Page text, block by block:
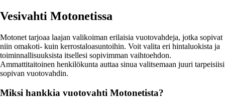
Vesivahti Motonetissa
Motonet tarjoaa laajan valikoiman erilaisia vuotovahdeja, jotka sopivat
niin omakoti- kuin kerrostaloasuntoihin. Voit valita eri hintaluokista ja
toiminnallisuuksista itsellesi sopivimman vaihtoehdon.
Ammattitaitoinen henkilökunta auttaa sinua valitsemaan juuri tarpeisiisi
sopivan vuotovahdin.
Miksi hankkia vuotovahti Motonetista?